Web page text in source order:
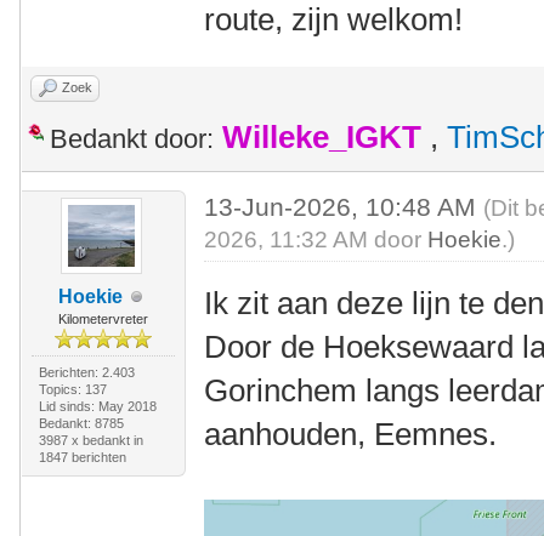
route, zijn welkom!
Zoek
Bedankt door: Willeke_IGKT ,
Hoekie
Kilometervreter
Berichten: 2.403
Topics: 137
Lid sinds: May 2018
Bedankt: 8785
3987 x bedankt in
1847 berichten
13-Jun-2026, 10:48 AM (Dit
2026, 11:32 AM door Hoekie.)
Ik zit aan deze lijn te
Door de Hoeksewaard
Gorinchem langs
aanhouden, Eemnes.